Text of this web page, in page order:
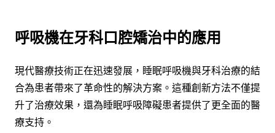
呼吸機在牙科口腔矯治中的應用
現代醫療技術正在迅速發展，睡眠呼吸機與牙科治療的結
合為患者帶來了革命性的解決方案。這種創新方法不僅提
升了治療效果，還為睡眠呼吸障礙患者提供了更全面的醫
療支持。